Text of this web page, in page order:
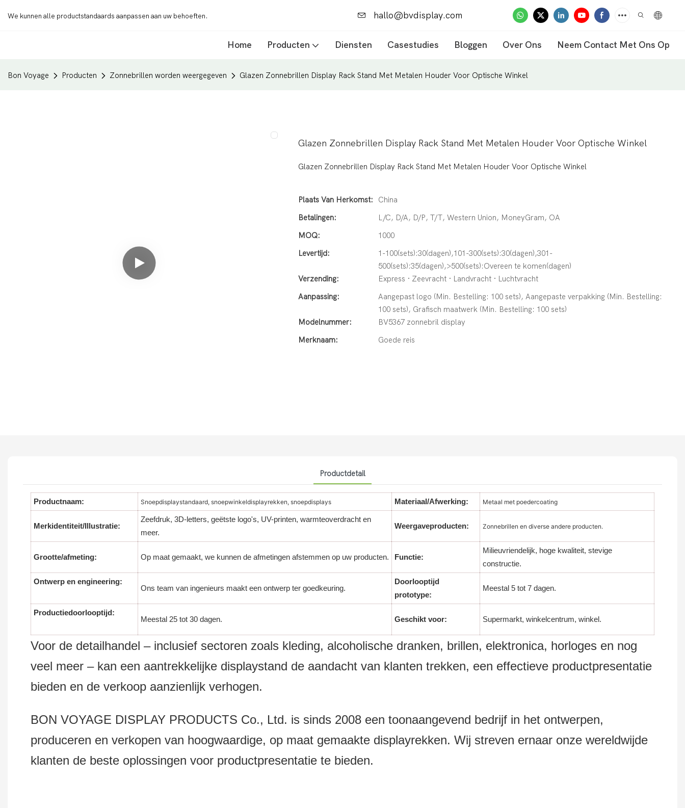
We kunnen alle productstandaards aanpassen aan uw behoeften. hallo@bvdisplay.com
Home Producten Diensten Casestudies Bloggen Over Ons Neem Contact Met Ons Op
Bon Voyage Producten Zonnebrillen worden weergegeven Glazen Zonnebrillen Display Rack Stand Met Metalen Houder Voor Optische Winkel
Glazen Zonnebrillen Display Rack Stand Met Metalen Houder Voor Optische Winkel
Glazen Zonnebrillen Display Rack Stand Met Metalen Houder Voor Optische Winkel
Plaats Van Herkomst:
China
Betalingen:
L/C, D/A, D/P, T/T, Western Union, MoneyGram, OA
MOQ:
1000
Levertijd:
1-100(sets):30(dagen),101-300(sets):30(dagen),301-
500(sets):35(dagen),>500(sets):Overeen te komen(dagen)
Verzending:
Express · Zeevracht · Landvracht · Luchtvracht
Aanpassing:
Aangepast logo (Min. Bestelling: 100 sets), Aangepaste verpakking (Min. Bestelling:
100 sets), Grafisch maatwerk (Min. Bestelling: 100 sets)
Modelnummer:
BV5367 zonnebril display
Merknaam:
Goede reis
Productdetail
Productnaam: Snoepdisplaystandaard, snoepwinkeldisplayrekken, snoepdisplays Materiaal/Afwerking: Metaal met poedercoating
Merkidentiteit/Illustratie:
Zeefdruk, 3D-letters, geëtste logo's, UV-printen, warmteoverdracht en
meer.
Weergaveproducten: Zonnebrillen en diverse andere producten.
Grootte/afmeting: Op maat gemaakt, we kunnen de afmetingen afstemmen op uw producten. Functie:
Milieuvriendelijk, hoge kwaliteit, stevige
constructie.
Ontwerp en engineering:
Ons team van ingenieurs maakt een ontwerp ter goedkeuring.
Doorlooptijd
prototype:
Meestal 5 tot 7 dagen.
Productiedoorlooptijd:
Meestal 25 tot 30 dagen. Geschikt voor: Supermarkt, winkelcentrum, winkel.
Voor de detailhandel – inclusief sectoren zoals kleding, alcoholische dranken, brillen, elektronica, horloges en nog
veel meer – kan een aantrekkelijke displaystand de aandacht van klanten trekken, een effectieve productpresentatie
bieden en de verkoop aanzienlijk verhogen.
BON VOYAGE DISPLAY PRODUCTS Co., Ltd. is sinds 2008 een toonaangevend bedrijf in het ontwerpen,
produceren en verkopen van hoogwaardige, op maat gemaakte displayrekken. Wij streven ernaar onze wereldwijde
klanten de beste oplossingen voor productpresentatie te bieden.